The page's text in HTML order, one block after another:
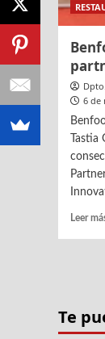
6 de
Leer
Te